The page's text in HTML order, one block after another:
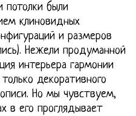
потолки были
клиновидных
и размеров
Нежели продуманной
интерьера гармонии
декоративного
Но мы чувствуем,
в его проглядывает